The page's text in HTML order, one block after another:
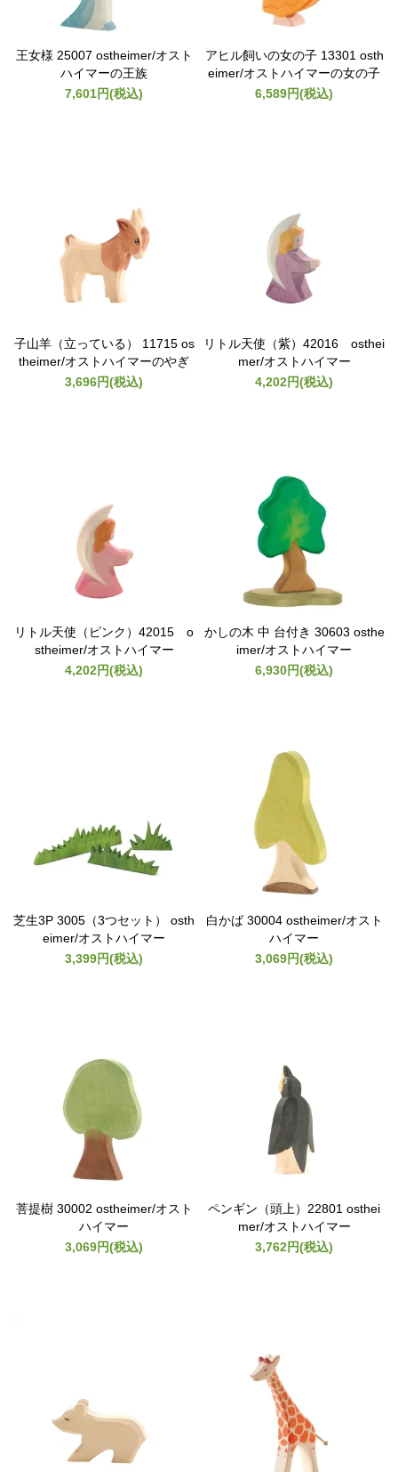
王女様 25007 ostheimer/オスト
ハイマーの王族
7,601円(税込)
アヒル飼いの女の子 13301 osth
eimer/オストハイマーの女の子
6,589円(税込)
子山羊（立っている） 11715 os
theimer/オストハイマーのやぎ
3,696円(税込)
リトル天使（紫）42016 osthei
mer/オストハイマー
4,202円(税込)
リトル天使（ピンク）42015 o
stheimer/オストハイマー
4,202円(税込)
かしの木 中 台付き 30603 osthe
imer/オストハイマー
6,930円(税込)
芝生3P 3005（3つセット） osth
eimer/オストハイマー
3,399円(税込)
白かば 30004 ostheimer/オスト
ハイマー
3,069円(税込)
菩提樹 30002 ostheimer/オスト
ハイマー
3,069円(税込)
ペンギン（頭上）22801 osthei
mer/オストハイマー
3,762円(税込)